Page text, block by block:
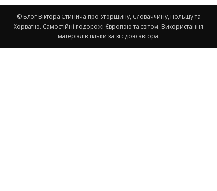
© Блог Віктора Стинича про Угорщину, Словаччину, Польщу та
Хорватію. Самостійні подорожі Європою та світом. Використання
матеріалів тільки за згодою автора.